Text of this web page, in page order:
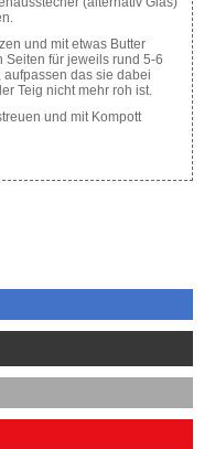
und mit etwas Butter
Seiten für jeweils rund 5-6
das sie dabei
Teig nicht mehr roh ist.
und mit Kompott